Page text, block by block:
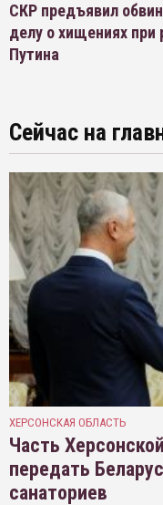
СКР предъявил
делу о хищениях при
Путина
Сейчас на
ХЕРСОНСКАЯ ОБЛАСТЬ
Часть
передать
санаториев